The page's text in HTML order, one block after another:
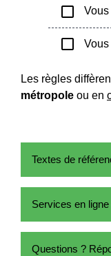
check_box_outline_blank
check_box_outline_blank
Les règles
métropole ou en
Textes de
Services en
Questions ?